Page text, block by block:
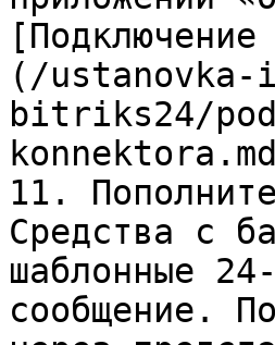
(/
bitriks24/
11.
Средства с
шаблонные
сообщение.